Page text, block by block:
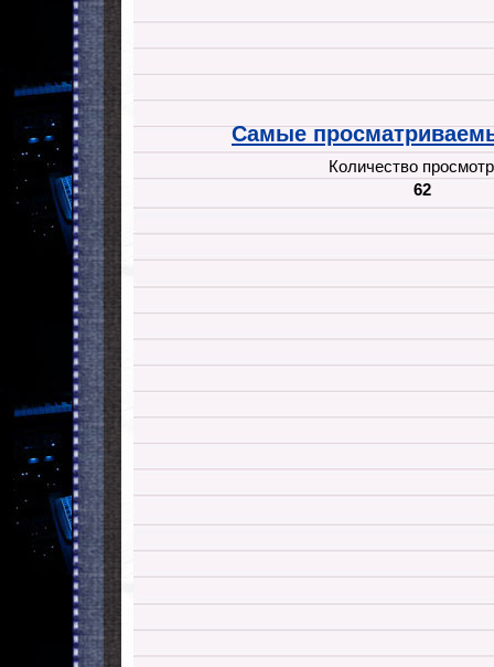
Самые
Количество
62